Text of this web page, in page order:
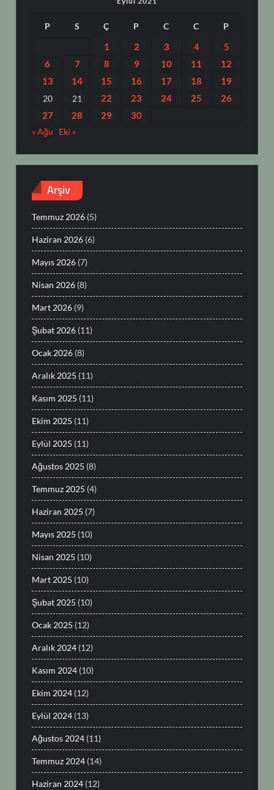
P S Ç P C C P
1 2 3 4
5
6
7 8 9 10 11
12
13
14 15 16 17 18 19
20 21 22 23 24 25
26
27
28 29 30
« Ağu Eki »
Arşiv
Temmuz 2026 (5)
Haziran 2026 (6)
Mayıs 2026 (7)
Nisan 2026 (8)
Mart 2026 (9)
Şubat 2026 (11)
Ocak 2026 (8)
Aralık 2025 (11)
Kasım 2025 (11)
Ekim 2025 (11)
Eylül 2025 (11)
Ağustos 2025 (8)
Temmuz 2025 (4)
Haziran 2025 (7)
Mayıs 2025 (10)
Nisan 2025 (10)
Mart 2025 (10)
Şubat 2025 (10)
Ocak 2025 (12)
Aralık 2024 (12)
Kasım 2024 (10)
Ekim 2024 (12)
Eylül 2024 (13)
Ağustos 2024 (11)
Temmuz 2024 (14)
Haziran 2024 (12)